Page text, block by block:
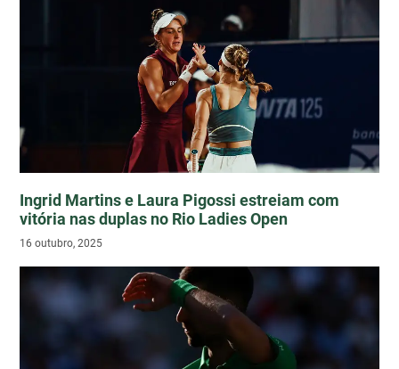
Ingrid Martins e Laura Pigossi estreiam com
vitória nas duplas no Rio Ladies Open
16 outubro, 2025